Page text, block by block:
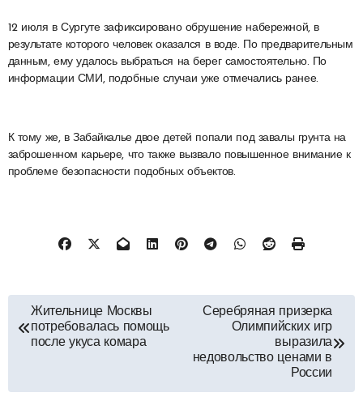
12 июля в Сургуте зафиксировано обрушение набережной, в
результате которого человек оказался в воде. По предварительным
данным, ему удалось выбраться на берег самостоятельно. По
информации СМИ, подобные случаи уже отмечались ранее.
К тому же, в Забайкалье двое детей попали под завалы грунта на
заброшенном карьере, что также вызвало повышенное внимание к
проблеме безопасности подобных объектов.
Навигация
по
Жительнице Москвы
потребовалась помощь
после укуса комара
Серебряная призерка
Олимпийских игр
выразила
недовольство ценами в
России